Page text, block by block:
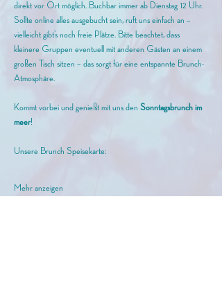
direkt vor Ort möglich. Buchbar immer ab Dienstag 12 Uhr.
Sollte online alles ausgebucht sein, ruft uns einfach an –
vielleicht gibt’s noch freie Plätze. Bitte beachtet, dass
kleinere Gruppen eventuell mit anderen Gästen an einem
großen Tisch sitzen – das sorgt für eine entspannte Brunch-
Atmosphäre.
Kommt vorbei und genießt mit uns den Sonntagsbrunch im
meer!
Unsere Brunch Speisekarte:
Mehr anzeigen